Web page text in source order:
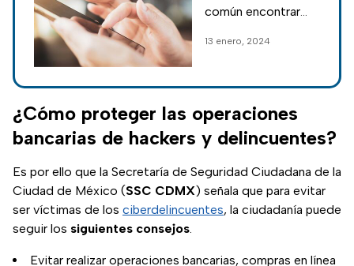
de Wifi
común encontrar
internet gratis; sin
decimos si es
seguro conectarte
a ellas.
13 enero, 2024
¿Cómo proteger las operaciones
bancarias de hackers y delincuentes?
Es por ello que la Secretaría de Seguridad Ciudadana de la
Ciudad de México (SSC CDMX) señala que para evitar
ser víctimas de los ciberdelincuentes, la ciudadanía puede
seguir los siguientes consejos.
Evitar realizar operaciones bancarias, compras en línea